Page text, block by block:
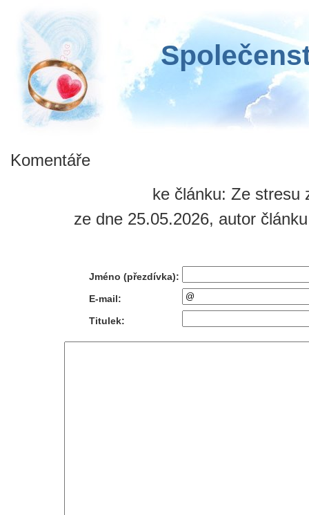
Komentáře
ke článku: Ze stresu
ze dne 25.05.2026, autor
Jméno (přezdívka):
E-mail:
Titulek: